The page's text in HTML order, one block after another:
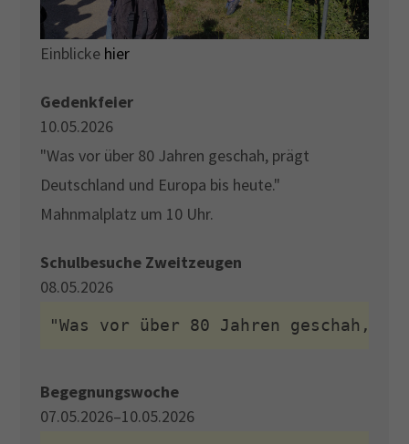
Einblicke hier
Gedenkfeier
10.05.2026
"Was vor über 80 Jahren geschah, prägt
Deutschland und Europa bis heute."
Mahnmalplatz um 10 Uhr.
Schulbesuche Zweitzeugen
08.05.2026
"Was vor über 80 Jahren geschah,
Begegnungswoche
07.05.2026–10.05.2026